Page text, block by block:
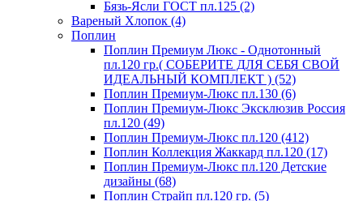
Бязь-Ясли ГОСТ пл.125 (2)
Вареный Хлопок (4)
Поплин
Поплин Премиум Люкс - Однотонный
пл.120 гр.( СОБЕРИТЕ ДЛЯ СЕБЯ СВОЙ
ИДЕАЛЬНЫЙ КОМПЛЕКТ ) (52)
Поплин Премиум-Люкс пл.130 (6)
Поплин Премиум-Люкс Эксклюзив Россия
пл.120 (49)
Поплин Премиум-Люкс пл.120 (412)
Поплин Коллекция Жаккард пл.120 (17)
Поплин Премиум-Люкс пл.120 Детские
дизайны (68)
Поплин Страйп пл.120 гр. (5)